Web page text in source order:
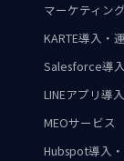
マーケティン
KARTE導入・
Salesforce導
LINEアプリ導
MEOサービス
Hubspot導入